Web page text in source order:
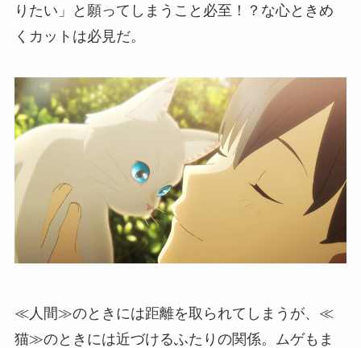
りたい」と願ってしまうこと必至！？な心ときめ
くカットは必見だ。
≪人間≫のときには距離を取られてしまうが、≪
猫≫のときには近づけるふたりの関係。ムゲもま